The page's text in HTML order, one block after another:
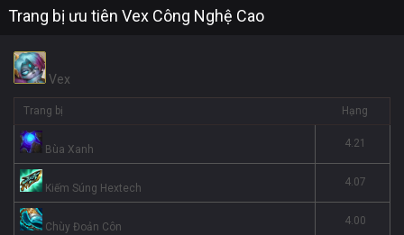
Trang bị ưu tiên Vex Công Nghệ Cao
Vex
Trang bị Hạng
Bùa Xanh 4.21
Kiếm Súng Hextech 4.07
Chùy Đoản Côn 4.00